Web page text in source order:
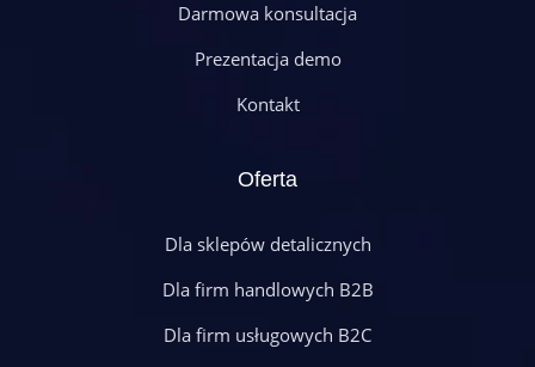
Darmowa konsultacja
Prezentacja demo
Kontakt
Oferta
Dla sklepów detalicznych
Dla firm handlowych B2B
Dla firm usługowych B2C